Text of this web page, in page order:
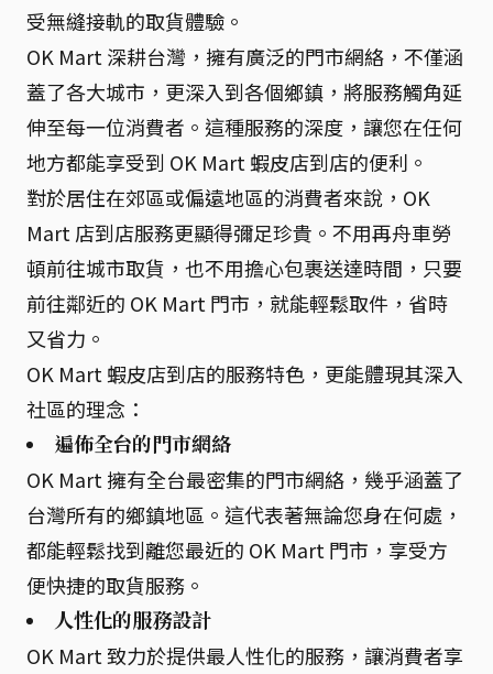
受無縫接軌的取貨體驗。
OK Mart 深耕台灣，擁有廣泛的門市網絡，不僅涵
蓋了各大城市，更深入到各個鄉鎮，將服務觸角延
伸至每一位消費者。這種服務的深度，讓您在任何
地方都能享受到 OK Mart 蝦皮店到店的便利。
對於居住在郊區或偏遠地區的消費者來說，OK
Mart 店到店服務更顯得彌足珍貴。不用再舟車勞
頓前往城市取貨，也不用擔心包裹送達時間，只要
前往鄰近的 OK Mart 門市，就能輕鬆取件，省時
又省力。
OK Mart 蝦皮店到店的服務特色，更能體現其深入
社區的理念：
遍佈全台的門市網絡
OK Mart 擁有全台最密集的門市網絡，幾乎涵蓋了
台灣所有的鄉鎮地區。這代表著無論您身在何處，
都能輕鬆找到離您最近的 OK Mart 門市，享受方
便快捷的取貨服務。
人性化的服務設計
OK Mart 致力於提供最人性化的服務，讓消費者享